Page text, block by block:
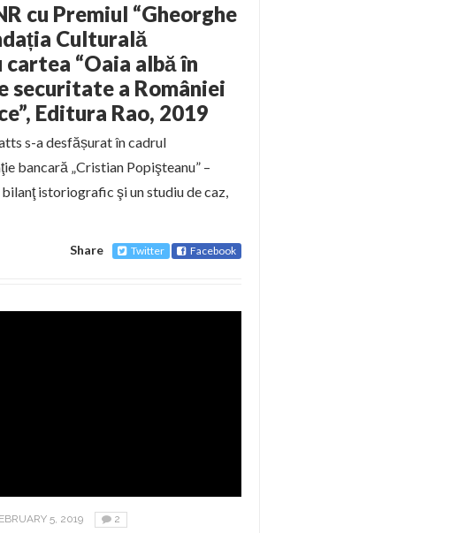
cu Premiul “Gheorghe
Culturală
“Oaia albă în
securitate a României
Editura Rao, 2019
s-a desfășurat în cadrul
bancară „Cristian Popişteanu” –
istoriografic şi un studiu de caz,
Share Twitter Facebook
5, 2019 2